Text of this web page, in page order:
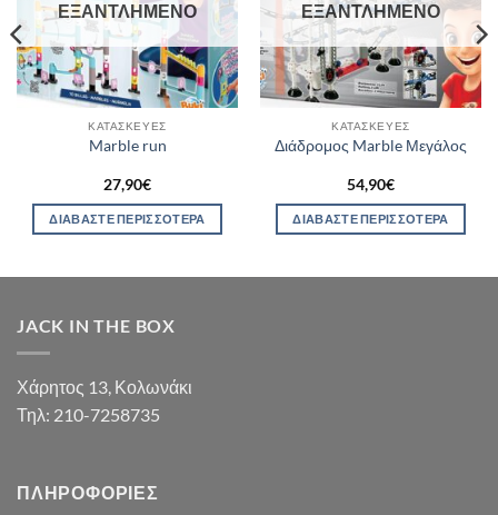
ΕΞΑΝΤΛΗΜΈΝΟ
ΚΑΤΑΣΚΕΥΈΣ
Marble run
27,90€
ΔΙΑΒΆΣΤΕ ΠΕΡΙΣΣΌΤΕΡΑ
ΕΞΑΝΤΛΗΜΈΝΟ
ΚΑΤΑΣΚΕΥΈΣ
Διάδρομος Marble Μεγάλος
54,90€
ΔΙΑΒΆΣΤΕ ΠΕΡΙΣΣΌΤΕΡΑ
JACK IN THE BOX
Χάρητος 13, Κολωνάκι
Τηλ: 210-7258735
ΠΛΗΡΟΦΟΡΊΕΣ